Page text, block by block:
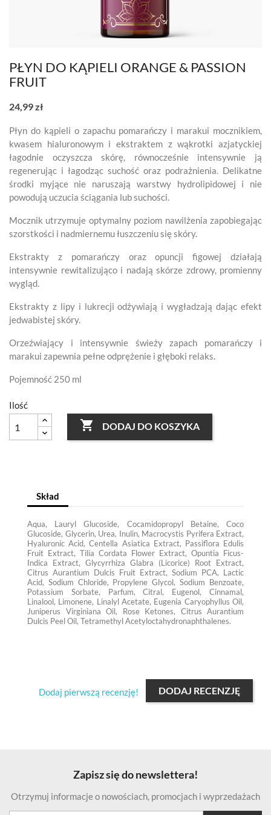
PŁYN DO KĄPIELI ORANGE & PASSION
FRUIT
24,99 zł
Płyn do kąpieli o zapachu pomarańczy i marakui mocznikiem,
kwasem hialuronowym i ekstraktem z wąkrotki azjatyckiej
łagodnie oczyszcza skórę, równocześnie intensywnie ją
regenerując i łagodząc suchość oraz podrażnienia. Delikatne
środki myjące nie naruszają warstwy hydrolipidowej i nie
powodują uczucia ściągania lub suchości.
Mocznik utrzymuje optymalny poziom nawilżenia zapobiegając
szorstkości i nadmiernemu łuszczeniu się skóry.
Ekstrakty z pomarańczy oraz opuncji figowej działają
intensywnie rewitalizująco i nadają skórze zdrowy, promienny
wygląd.
Ekstrakty z lipy i lukrecji odżywiają i wygładzają dając efekt
jedwabistej skóry.
Orzeźwiający i intensywnie świeży zapach pomarańczy i
marakui zapewnia pełne odprężenie i głęboki relaks.
Pojemność 250 ml
Ilość
 DODAJ DO KOSZYKA
Skład
Aqua, Lauryl Glucoside, Cocamidopropyl Betaine, Coco
Glucoside, Glycerin, Urea, Inulin, Macrocystis Pyrifera Extract,
Hyaluronic Acid, Centella Asiatica Extract, Passiflora Edulis
Fruit Extract, Tilia Cordata Flower Extract, Opuntia Ficus-
Indica Extract, Glycyrrhiza Glabra (Licorice) Root Extract,
Citrus Aurantium Dulcis Fruit Extract, Sodium PCA, Lactic
Acid, Sodium Chloride, Propylene Glycol, Sodium Benzoate,
Potassium Sorbate, Parfum, Citral, Eugenol, Cinnamal,
Linalool, Limonene, Linalyl Acetate, Eugenia Caryophyllus Oil,
Juniperus Virginiana Oil, Rose Ketones, Citrus Aurantium
Dulcis Peel Oil, Tetramethyl Acetyloctahydronaphthalenes.
DODAJ RECENZJĘ
Dodaj pierwszą recenzję!
Zapisz się do newslettera!
Otrzymuj informacje o nowościach, promocjach i wyprzedażach